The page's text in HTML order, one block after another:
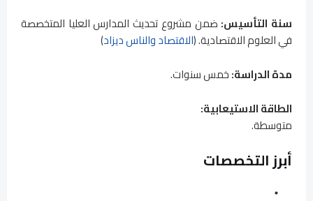
سنة التأسيس: ضمن مشروع تحديث المدارس العليا المتخصصة
في العلوم الاقتصادية. (الاقتصاد والناس ديزاد)
مدة الدراسة:خمس سنوات.
الطاقة الاستيعابية:
متوسطة.
أبرز التخصصات